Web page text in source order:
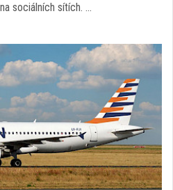
sociálních sítích. …